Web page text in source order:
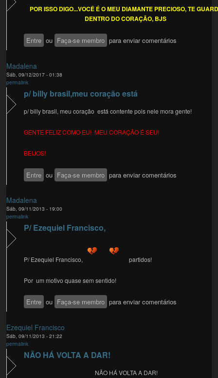
POR ISSO DIGO...VOCÊ É O MEU DIAMANTE PRECIOSO, TE
DENTRO DO CORAÇÃO, BJS
Entre ou Faça-se membro para enviar comentários
Madalena
Sáb, 09/12/2017 - 01:38
permalink
p/ billy brasil,meu coração está
p/ billy brasil, meu coração está contente pois nele mora gente!
GENTE FELIZ COMO EU! MEU CORAÇÃO É SEU!
BEIJOS!
Entre ou Faça-se membro para enviar comentários
Madalena
Sáb, 09/11/2013 - 19:00
permalink
P/ Ezequiel Francisco,
P/ Ezequiel Francisco, partidos!
Por um motivo quase sem sentido!
Entre ou Faça-se membro para enviar comentários
Ezequiel Francisco
Sáb, 09/11/2013 - 21:22
permalink
NÃO HÁ VOLTA A DAR!
NÃO HÁ VOLTA A DAR!